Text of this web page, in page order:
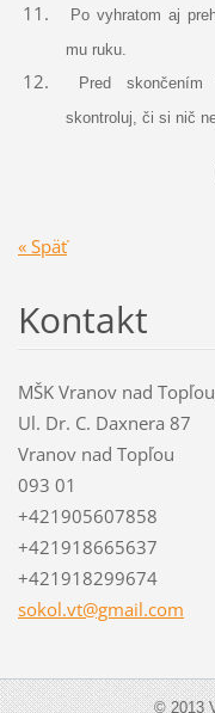
Po vyhratom aj
mu ruku.
Pred
skontroluj, či si nič
« Späť
Kontakt
MŠK Vranov nad
Ul. Dr. C. Daxnera 87
Vranov nad Topľou
093 01
+421905607858
+421918665637
+421918299674
sokol.vt@gmail.com
© 2013